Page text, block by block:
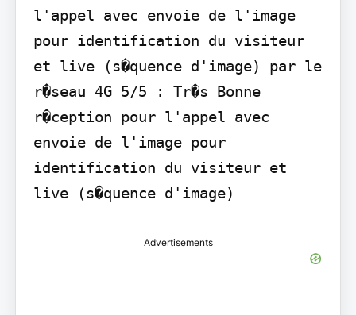
l'appel avec envoie de l'image
pour identification du visiteur
et live (s�quence d'image) par le
r�seau 4G 5/5 : Tr�s Bonne
r�ception pour l'appel avec
envoie de l'image pour
identification du visiteur et
live (s�quence d'image)
Advertisements